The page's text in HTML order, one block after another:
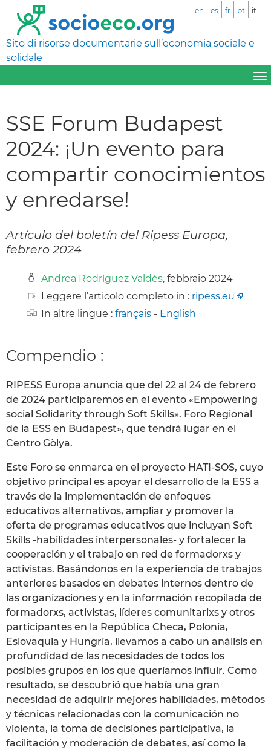
Sito di risorse documentarie sull’economia sociale e
solidale
en es fr pt it
SSE Forum Budapest
2024: ¡Un evento para
compartir conocimientos
y enredarse!
Artículo del boletín del Ripess Europa,
febrero 2024
Andrea Rodríguez Valdés, febbraio 2024
Leggere l’articolo completo in : ripess.eu
In altre lingue : français - English
Compendio :
RIPESS Europa anuncia que del 22 al 24 de febrero
de 2024 participaremos en el evento «Empowering
social Solidarity through Soft Skills». Foro Regional
de la ESS en Budapest», que tendrá lugar en el
Centro Gòlya.
Este Foro se enmarca en el proyecto HATI-SOS, cuyo
objetivo principal es apoyar el desarrollo de la ESS a
través de la implementación de enfoques
educativos alternativos, ampliar y promover la
oferta de programas educativos que incluyan Soft
Skills -habilidades interpersonales- y fortalecer la
cooperación y el trabajo en red de formadorxs y
activistas. Basándonos en la experiencia de trabajos
anteriores basados en debates internos dentro de
las organizaciones y en la información recopilada de
formadorxs, activistas, líderes comunitarixs y otros
participantes en la República Checa, Polonia,
Eslovaquia y Hungría, llevamos a cabo un análisis en
profundidad de las necesidades de todos los
posibles grupos en los que queríamos influir. Como
resultado, se descubrió que había una gran
necesidad de adquirir mejores habilidades, métodos
y técnicas relacionadas con la comunicación no
violenta, la toma de decisiones participativa, la
facilitación y moderación de debates, así como la